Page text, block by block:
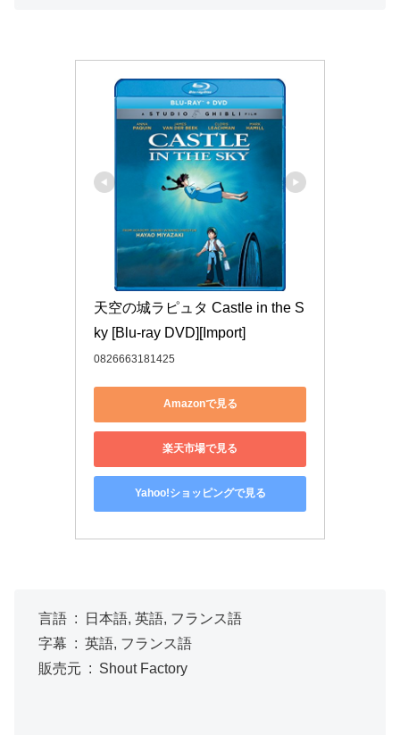
天空の城ラピュタ Castle in the S
ky [Blu-ray DVD][Import]
0826663181425
Amazonで見る
楽天市場で見る
Yahoo!ショッピングで見る
言語 ‏ : ‎ 日本語, 英語, フランス語
字幕 ‏ : ‎ 英語, フランス語
販売元 ‏ : ‎ Shout Factory